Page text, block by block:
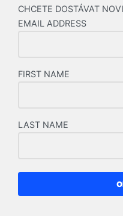
CHCETE DOSTÁVAT
EMAIL ADDRESS
FIRST NAME
LAST NAME